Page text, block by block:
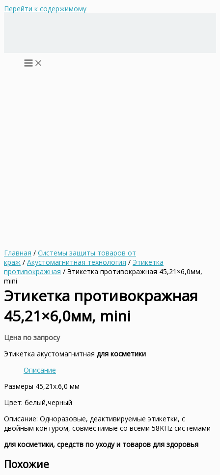
Перейти к содержимому
Главная / Системы защиты товаров от
краж / Акустомагнитная технология / Этикетка
противокражная / Этикетка противокражная 45,21×6,0мм,
mini
Этикетка противокражная
45,21×6,0мм, mini
Цена по запросу
Этикетка акустомагнитная для косметики
Описание
Размеры 45,21x.6,0 мм
Цвет: белый,черный
Описание: Одноразовые, деактивируемые этикетки, с
двойным контуром, совместимые со всеми 58KHz системами
для косметики, средств по уходу и товаров для здоровья
Похожие